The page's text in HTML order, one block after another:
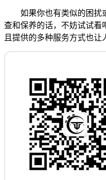
如果你也有类似的困扰
查和保养的话，不妨试试看
且提供的多种服务方式也让